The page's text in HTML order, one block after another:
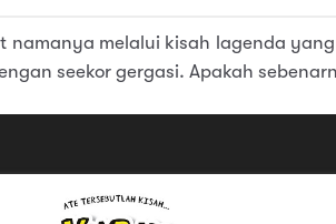
namanya melalui kisah lagenda
seekor gergasi. Apakah